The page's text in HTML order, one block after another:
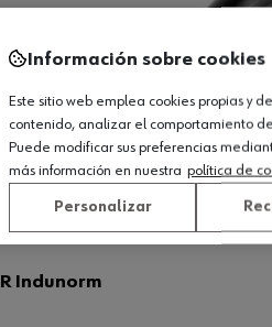
Indunorm
Información sobre cookies
Este sitio web emplea cookies propias y
contenido, analizar el comportamiento
Puede modificar sus preferencias
más información en nuestra política de
Personalizar